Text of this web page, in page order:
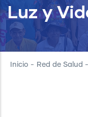
Luz y
Inicio - Red de Salud -